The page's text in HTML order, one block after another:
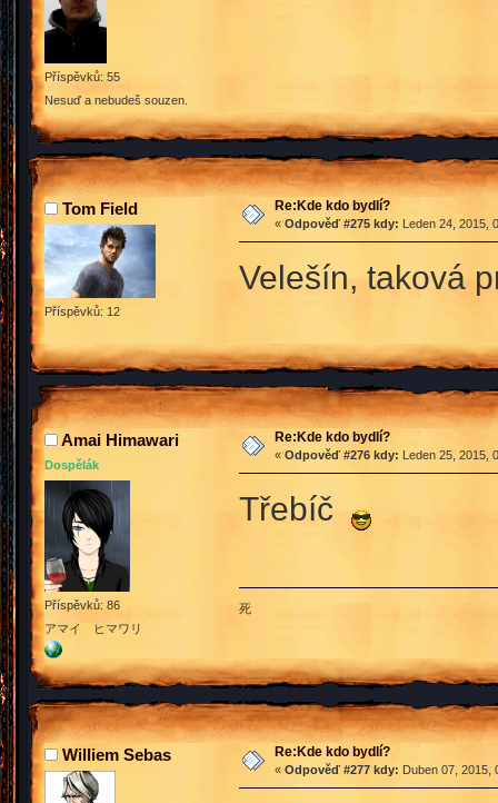
Příspěvků: 55
Nesuď a nebudeš souzen.
Tom Field
Příspěvků: 12
Re:Kde kdo bydlí?
« Odpověď #275 kdy: Leden 24, 2015,
Velešín, taková
Amai Himawari
Dospělák
Příspěvků: 86
アマイ ヒマワリ
Re:Kde kdo bydlí?
« Odpověď #276 kdy: Leden 25, 2015,
Třebíč
死
Williem Sebas Re:Kde kdo bydlí?
« Odpověď #277 kdy: Duben 07, 2015,